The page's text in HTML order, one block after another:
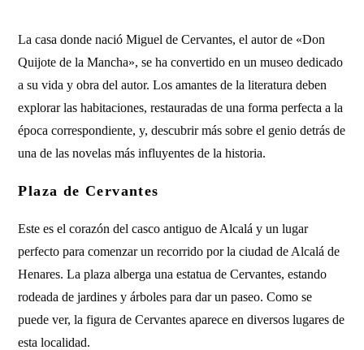
La casa donde nació Miguel de Cervantes, el autor de «Don
Quijote de la Mancha», se ha convertido en un museo dedicado
a su vida y obra del autor. Los amantes de la literatura deben
explorar las habitaciones, restauradas de una forma perfecta a la
época correspondiente, y, descubrir más sobre el genio detrás de
una de las novelas más influyentes de la historia.
Plaza de Cervantes
Este es el corazón del casco antiguo de Alcalá y un lugar
perfecto para comenzar un recorrido por la ciudad de Alcalá de
Henares. La plaza alberga una estatua de Cervantes, estando
rodeada de jardines y árboles para dar un paseo. Como se
puede ver, la figura de Cervantes aparece en diversos lugares de
esta localidad.